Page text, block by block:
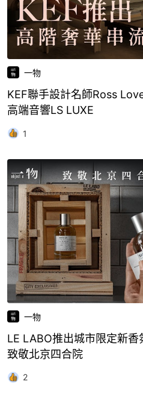
一物
KEF聯手設計名師Ross
高端音響LS LUXE
1
一物
LE LABO推出城市限定新
致敬北京四合院
2